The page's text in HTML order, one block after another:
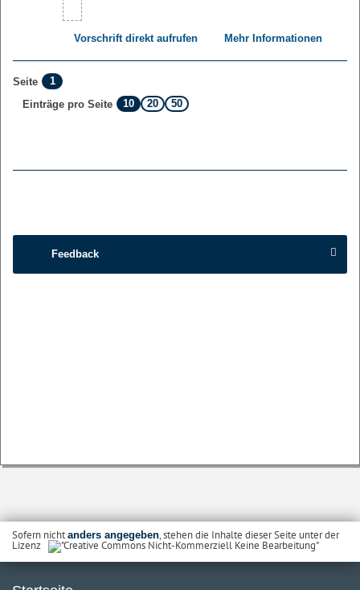
Vorschrift direkt aufrufen Mehr Informationen
Seite
1
Einträge pro Seite
10 20 50
Feedback
Sofern nichtanders angegeben, stehen die Inhalte dieser Seite unter der
Lizenz